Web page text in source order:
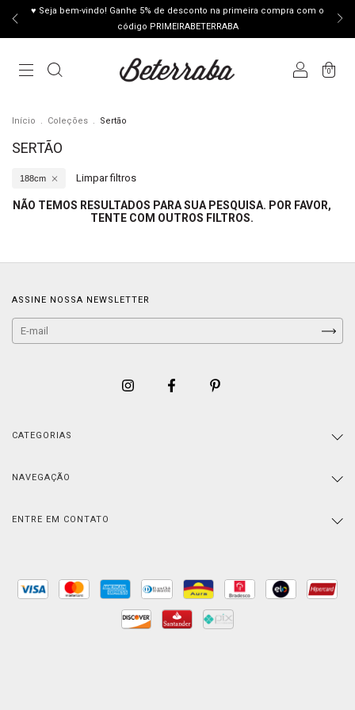
♥ Seja bem-vindo! Ganhe 5% de desconto na primeira compra com o
código PRIMEIRABETERRABA
0
Início . Coleções . Sertão
SERTÃO
188cm Limpar filtros
NÃO TEMOS RESULTADOS PARA SUA PESQUISA. POR FAVOR,
TENTE COM OUTROS FILTROS.
ASSINE NOSSA NEWSLETTER
CATEGORIAS
NAVEGAÇÃO
ENTRE EM CONTATO